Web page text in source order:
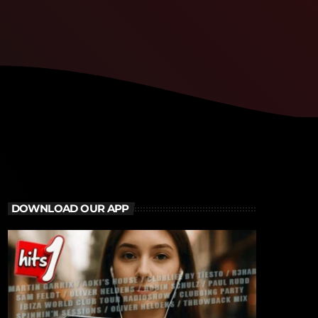
DOWNLOAD OUR APP